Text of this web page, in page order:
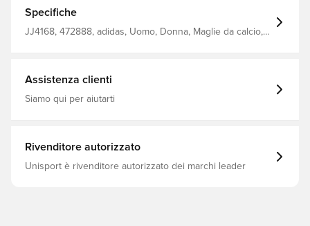
100% poliestere riciclato
Specifiche
JJ4168, 472888, adidas, Uomo, Donna, Maglie da calcio,
Assistenza clienti
Siamo qui per aiutarti
Rivenditore autorizzato
Unisport è rivenditore autorizzato dei marchi leader